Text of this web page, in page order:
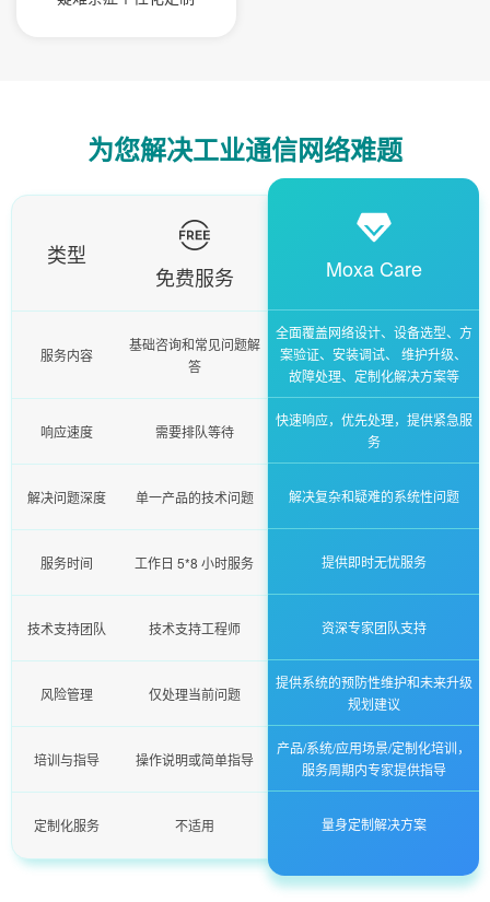
为您解决工业通信网络难题
类型
免费服务
服务内容
基础咨询和常见问题解
答
响应速度 需要排队等待
解决问题深度 单一产品的技术问题
服务时间 工作日 5*8 小时服务
技术支持团队 技术支持工程师
风险管理 仅处理当前问题
培训与指导 操作说明或简单指导
定制化服务 不适用
Moxa Care
全面覆盖网络设计、设备选型、方
案验证、安装调试、
维护升级、
故障处理、定制化解决方案等
快速响应，优先处理，提供紧急服
务
解决复杂和疑难的系统性问题
提供即时无忧服务
资深专家团队支持
提供系统的预防性维护和未来升级
规划建议
产品/系统/应用场景/定制化培训，
服务周期内专家提供指导
量身定制解决方案